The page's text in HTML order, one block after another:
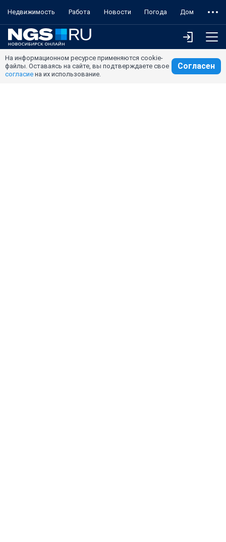
Недвижимость Работа Новости Погода Дом
На информационном ресурсе применяются cookie-
файлы. Оставаясь на сайте, вы подтверждаете свое
согласие на их использование.
Согласен